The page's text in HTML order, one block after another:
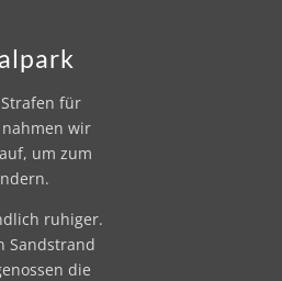
für
nahmen wir
um zum
ruhiger.
Sandstrand
die